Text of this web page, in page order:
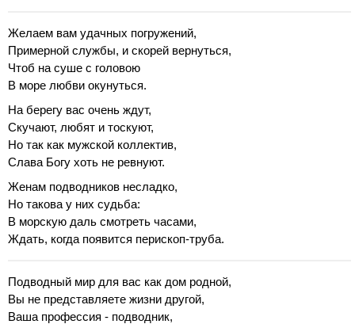
Желаем вам удачных погружений,
Примерной службы, и скорей вернуться,
Чтоб на суше с головою
В море любви окунуться.
На берегу вас очень ждут,
Скучают, любят и тоскуют,
Но так как мужской коллектив,
Слава Богу хоть не ревнуют.
Женам подводников несладко,
Но такова у них судьба:
В морскую даль смотреть часами,
Ждать, когда появится перископ-труба.
Подводный мир для вас как дом родной,
Вы не представляете жизни другой,
Ваша профессия - подводник,